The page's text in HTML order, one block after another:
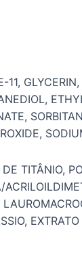
11,
TITÂNIO,